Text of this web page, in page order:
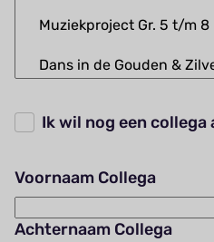
Ik wil nog een collega
Voornaam Collega
Achternaam Collega